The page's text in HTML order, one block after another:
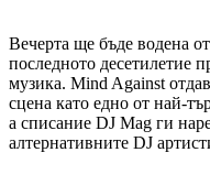
Вечерта ще бъде водена
последното десетилетие
музика. Mind Against
сцена като едно от най-
а списание DJ Mag ги
алтернативните DJ